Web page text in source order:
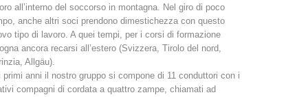
Rapporti annuali
Formazione
all’interno del soccorso in montagna. Nel giro di poco
anche altri soci prendono dimestichezza con questo
tipo di lavoro. A quei tempi, per i corsi di formazione
ancora recarsi all’estero (Svizzera, Tirolo del nord,
Allgäu).
primi anni il nostro gruppo si compone di 11 conduttori con i
compagni di cordata a quattro zampe, chiamati ad